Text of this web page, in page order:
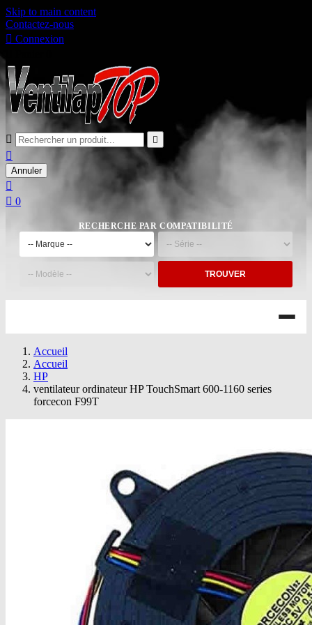
Skip to main content
Contactez-nous
 Connexion
 

Annuler

 0
RECHERCHE PAR COMPATIBILITÉ
TROUVER
Accueil
Accueil
HP
ventilateur ordinateur HP TouchSmart 600-1160 series
forcecon F99T